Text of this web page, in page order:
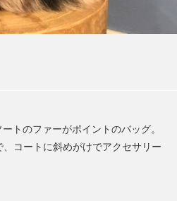
トのファーがポイントのバッグ。
コートに斜めがけでアクセサリー